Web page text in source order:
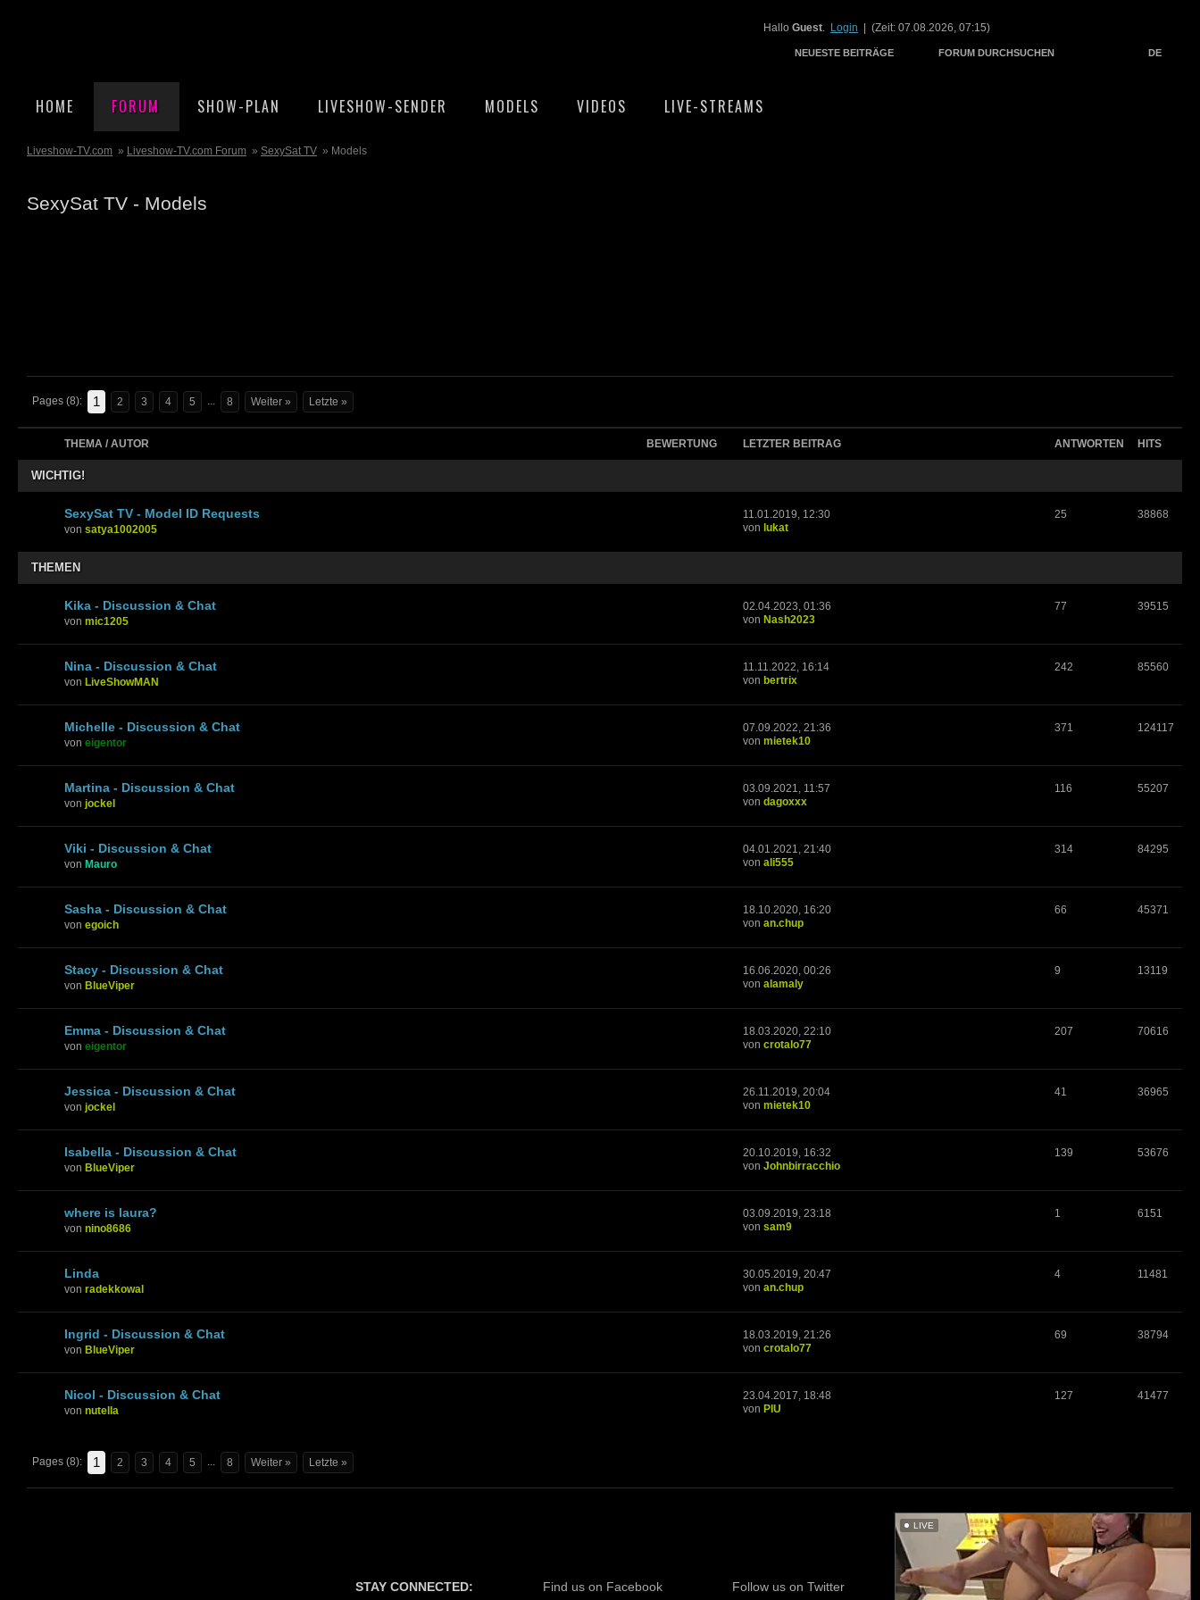
LIVE
Hallo Guest. Login | (Zeit: 07.08.2026, 07:15)
NEUESTE BEITRÄGE FORUM DURCHSUCHEN DE
HOME FORUM SHOW-PLAN LIVESHOW-SENDER MODELS VIDEOS LIVE-STREAMS
Liveshow-TV.com » Liveshow-TV.com Forum » SexySat TV » Models
SexySat TV - Models
Pages (8): 1 2 3 4 5 ... 8 Weiter » Letzte »
THEMA / AUTOR BEWERTUNG LETZTER BEITRAG ANTWORTEN HITS
WICHTIG!
SexySat TV - Model ID Requests
von satya1002005
11.01.2019, 12:30
von lukat
25 38868
THEMEN
Kika - Discussion & Chat
von mic1205
02.04.2023, 01:36
von Nash2023
77 39515
Nina - Discussion & Chat
von LiveShowMAN
11.11.2022, 16:14
von bertrix
242 85560
Michelle - Discussion & Chat
von eigentor
07.09.2022, 21:36
von mietek10
371 124117
Martina - Discussion & Chat
von jockel
03.09.2021, 11:57
von dagoxxx
116 55207
Viki - Discussion & Chat
von Mauro
04.01.2021, 21:40
von ali555
314 84295
Sasha - Discussion & Chat
von egoich
18.10.2020, 16:20
von an.chup
66 45371
Stacy - Discussion & Chat
von BlueViper
16.06.2020, 00:26
von alamaly
9 13119
Emma - Discussion & Chat
von eigentor
18.03.2020, 22:10
von crotalo77
207 70616
Jessica - Discussion & Chat
von jockel
26.11.2019, 20:04
von mietek10
41 36965
Isabella - Discussion & Chat
von BlueViper
20.10.2019, 16:32
von Johnbirracchio
139 53676
where is laura?
von nino8686
03.09.2019, 23:18
von sam9
1 6151
Linda
von radekkowal
30.05.2019, 20:47
von an.chup
4 11481
Ingrid - Discussion & Chat
von BlueViper
18.03.2019, 21:26
von crotalo77
69 38794
Nicol - Discussion & Chat
von nutella
23.04.2017, 18:48
von PIU
127 41477
Pages (8): 1 2 3 4 5 ... 8 Weiter » Letzte »
STAY CONNECTED: Find us on Facebook Follow us on Twitter